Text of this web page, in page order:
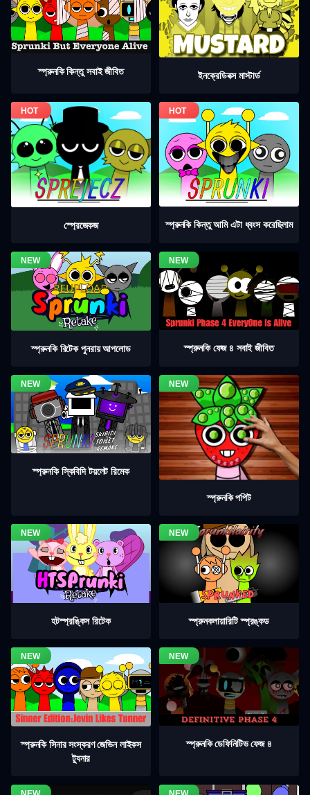
স্প্রুনকি কিন্তু সবাই জীবিত ইনক্রেডিবক্স মাস্টার্ড
স্প্রেজেকজ স্প্রুনকি কিন্তু আমি এটা ধ্বংস করেছিলাম
স্প্রুনকি রিটেক পুনরায় আপলোড স্প্রুনকি ফেজ ৪ সবাই জীবিত
স্প্রুনকি স্কিবিদি টয়লেট রিমেক
স্প্রুনকি পপিট
হটস্প্রঙ্কিস রিটেক স্প্রুনকলায়ারিটি স্প্রঙ্কড
স্প্রুনকি সিনার সংস্করণ জেভিন লাইকস
ট্যুনার
স্প্রুনকি ডেফিনিটিভ ফেজ ৪